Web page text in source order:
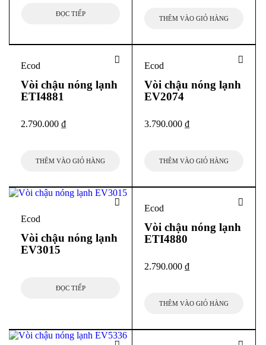
Vòi chậu nóng lạnh (Loại tay gạt trên)
Kích thước:
Chiều dài đầu vòi: 222mm
Phụ kiện đi kèm:
Dây cấp nóng lạnh
ĐỌC TIẾP
THÊM VÀO GIỎ HÀNG
Ecod
Vòi chậu nóng lạnh
ETI4881
2.790.000 ₫
THÊM VÀO GIỎ HÀNG
Ecod
Vòi chậu nóng lạnh
EV2074
3.790.000 ₫
THÊM VÀO GIỎ HÀNG
Ecod
Vòi chậu nóng lạnh
EV3015
ĐỌC TIẾP
Ecod
Vòi chậu nóng lạnh
ETI4880
2.790.000 ₫
THÊM VÀO GIỎ HÀNG